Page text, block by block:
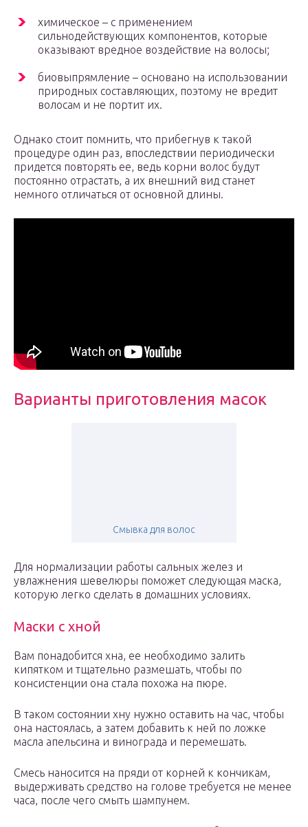
химическое – с применением
сильнодействующих компонентов, которые
оказывают вредное воздействие на волосы;
биовыпрямление – основано на использовании
природных составляющих, поэтому не вредит
волосам и не портит их.
Однако стоит помнить, что прибегнув к такой
процедуре один раз, впоследствии периодически
придется повторять ее, ведь корни волос будут
постоянно отрастать, а их внешний вид станет
немного отличаться от основной длины.
Варианты приготовления масок
Смывка для волос
Для нормализации работы сальных желез и
увлажнения шевелюры поможет следующая маска,
которую легко сделать в домашних условиях.
Маски с хной
Вам понадобится хна, ее необходимо залить
кипятком и тщательно размешать, чтобы по
консистенции она стала похожа на пюре.
В таком состоянии хну нужно оставить на час, чтобы
она настоялась, а затем добавить к ней по ложке
масла апельсина и винограда и перемешать.
Смесь наносится на пряди от корней к кончикам,
выдерживать средство на голове требуется не менее
часа, после чего смыть шампунем.